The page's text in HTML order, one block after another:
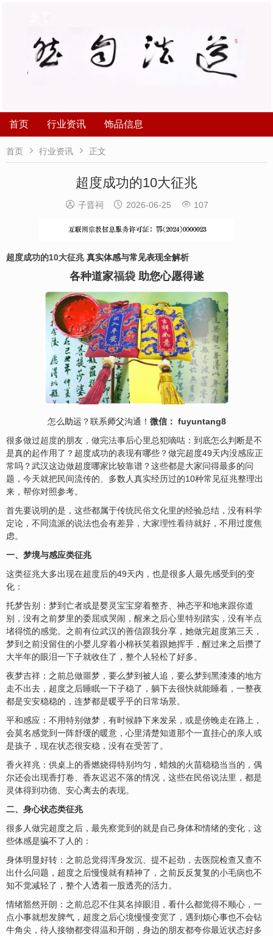
首页 行业资讯 饰品信息
首页  行业资讯  正文
超度成功的10大征兆
 子晋祠  2026-06-25  107
超度成功的10大征兆真实体感与常见表现全解析
各种道家福袋助您心愿得遂
怎么助运 ？联系师父沟通！ 微信： fuyuntang8
很多做过超度的朋友，做完法事后心里总犯嘀咕：到底怎么判断是不
是真的起作用了？超度成功的表现有哪些？做完超度49天内没感应正
常吗？武汉这边做超度哪家比较靠谱？这些都是大家问得最多的问
题，今天就把民间流传的、多数人真实经历过的10种常见征兆整理出
来，帮你对照参考。
首先要说明的是，这些都属于传统民俗文化里的经验总结，没有科学
定论，不同流派的说法也会有差异，大家理性看待就好，不用过度焦
虑。
一、梦境与感应类征兆
这类征兆大多出现在超度后的49天内，也是很多人最先感受到的变
化：
托梦告别‌：梦到亡者或是婴灵宝宝穿着整齐、神态平和地来跟你道
别，没有之前梦里的委屈或哭闹，醒来之后心里特别踏实，没有半点
堵得慌的感觉。之前有位武汉的善信跟我分享，她做完超度第三天，
梦到之前没留住的小婴儿穿着小棉袄笑着跟她挥手，醒过来之后攒了
大半年的眼泪一下子就收住了，整个人轻松了好多。
夜梦吉祥‌：之前总做噩梦，要么梦到被人追，要么梦到黑漆漆的地方
走不出去，超度之后睡眠一下子稳了，躺下去很快就能睡着，一整夜
都是安安稳稳的，连梦都是暖乎乎的日常场景。
平和感应‌：不用特别做梦，有时候静下来发呆，或是傍晚走在路上，
会莫名感觉到一阵舒缓的暖意，心里清楚知道那个一直挂心的亲人或
是孩子，现在状态很安稳，没有在受苦了。
香火祥兆‌：供桌上的香燃烧得特别均匀，蜡烛的火苗稳稳当当的，偶
尔还会出现香打卷、香灰迟迟不落的情况，这些在民俗说法里，都是
灵体得到功德、安心离去的表现。
二、身心状态类征兆
很多人做完超度之后，最先察觉到的就是自己身体和情绪的变化，这
些体感是骗不了人的：
身体明显好转‌：之前总觉得浑身发沉、提不起劲，去医院检查又查不
出什么问题，超度之后慢慢就有精神了，之前反反复复的小毛病也不
知不觉减轻了，整个人透着一股透亮的活力。
情绪豁然开朗‌：之前总忍不住莫名掉眼泪，看什么都觉得不顺心，一
点小事就想发脾气，超度之后心境慢慢变宽了，遇到烦心事也不会钻
牛角尖，待人接物都变得温和开朗，身边的朋友都夸你最近状态好多